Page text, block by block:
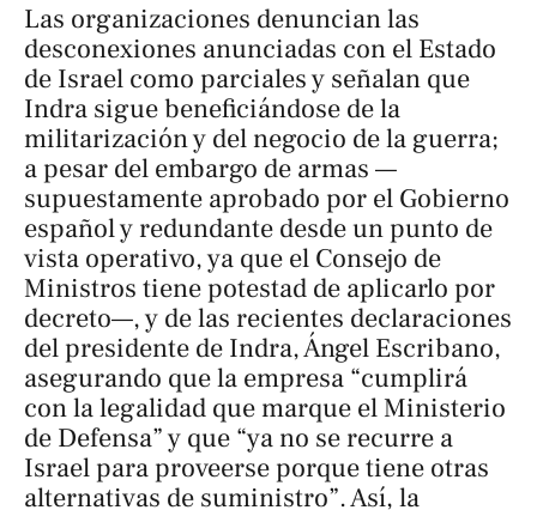
Las organizaciones denuncian las
desconexiones anunciadas con el Estado
de Israel como parciales y señalan que
Indra sigue beneficiándose de la
militarización y del negocio de la guerra;
a pesar del embargo de armas —
supuestamente aprobado por el Gobierno
español y redundante desde un punto de
vista operativo, ya que el Consejo de
Ministros tiene potestad de aplicarlo por
decreto—, y de las recientes declaraciones
del presidente de Indra, Ángel Escribano,
asegurando que la empresa “cumplirá
con la legalidad que marque el Ministerio
de Defensa” y que “ya no se recurre a
Israel para proveerse porque tiene otras
alternativas de suministro”. Así, la